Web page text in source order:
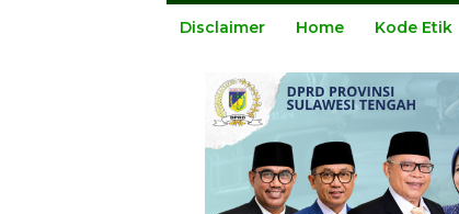
Disclaimer Home Kode Etik